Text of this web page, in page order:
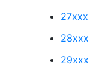
27xxx
28xxx
29xxx